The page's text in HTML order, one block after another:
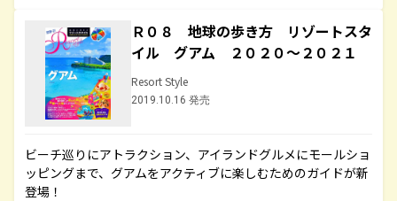
Ｒ０８ 地球の歩き方 リゾートスタ
イル グアム ２０２０～２０２１
Resort Style
2019.10.16 発売
ビーチ巡りにアトラクション、アイランドグルメにモールショ
ッピングまで、グアムをアクティブに楽しむためのガイドが新
登場！